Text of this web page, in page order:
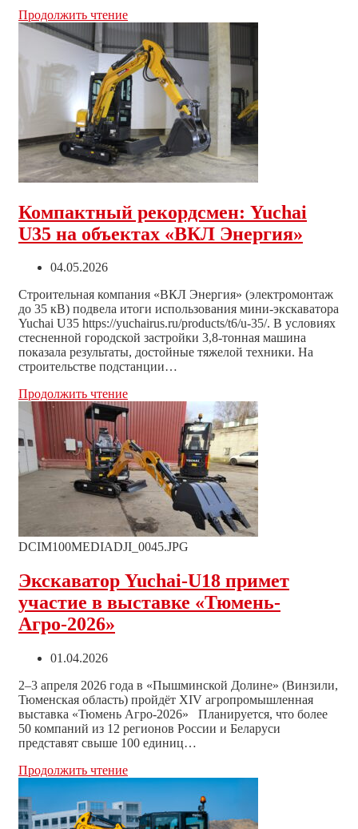
Продолжить чтениеYuchai
iPhone
17
Pro:
приобретайте
экскаватор
и
получайте
премиальный
смартфон!
Компактный рекордсмен: Yuchai
U35 на объектах «ВКЛ Энергия»
Запись
04.05.2026
Строительная компания «ВКЛ Энергия» (электромонтаж
до 35 кВ) подвела итоги использования мини-экскаватора
Yuchai U35 https://yuchairus.ru/products/t6/u-35/. В условиях
стесненной городской застройки 3,8-тонная машина
показала результаты, достойные тяжелой техники. На
строительстве подстанции…
Продолжить чтениеКомпактный
рекордсмен:
Yuchai
U35
на
объектах
«ВКЛ
Энергия»
DCIM100MEDIADJI_0045.JPG
Экскаватор Yuchai-U18 примет
участие в выставке «Тюмень-
Агро-2026»
Запись
01.04.2026
2–3 апреля 2026 года в «Пышминской Долине» (Винзили,
Тюменская область) пройдёт XIV агропромышленная
выставка «Тюмень Агро-2026» Планируется, что более
50 компаний из 12 регионов России и Беларуси
представят свыше 100 единиц…
Продолжить чтениеЭкскаватор
Yuchai-
U18
примет